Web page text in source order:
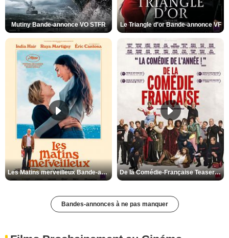
Mutiny Bande-annonce VO STFR Le Triangle d'or Bande-annonce VF
Les Matins merveilleux Bande-annonce VF De la Comédie-Française Teaser VF
Bandes-annonces à ne pas manquer